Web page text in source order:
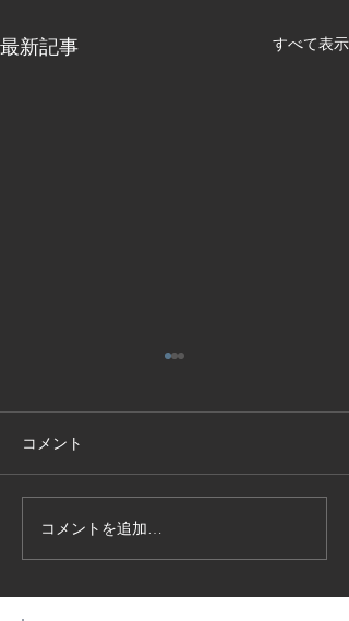
最新記事 すべて表示
技能実習生１２名入国-フ
ィリピン、ベトナム
コメント
コメントを追加…